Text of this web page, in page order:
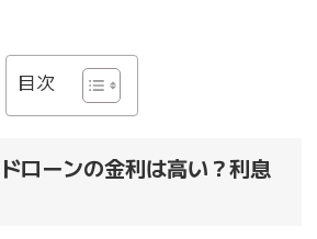
目次
ローンの金利は高い？利息